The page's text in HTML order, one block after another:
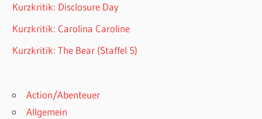
Kurzkritik: Disclosure Day
Kurzkritik: Carolina Caroline
Kurzkritik: The Bear (Staffel 5)
Action/Abenteuer
Allgemein